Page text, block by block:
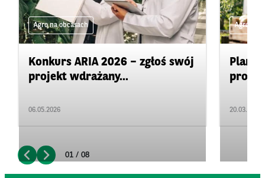
Agro na obcasach
Konkurs ARIA 2026 – zgłoś swój
projekt wdrażany...
06.05.2026
Agro na
Plan
20.03.2026
01 / 08